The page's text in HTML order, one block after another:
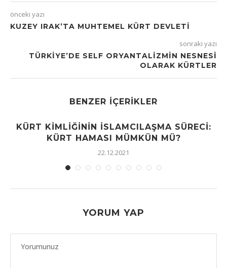
önceki yazı
KUZEY IRAK’TA MUHTEMEL KÜRT DEVLETI
sonraki yazı
TÜRKIYE’DE SELF ORYANTALIZMIN NESNESI
OLARAK KÜRTLER
BENZER İÇERIKLER
KÜRT KIMLIĞININ İSLAMCILAŞMA SÜRECI:
KÜRT HAMASI MÜMKÜN MÜ?
22.12.2021
YORUM YAP